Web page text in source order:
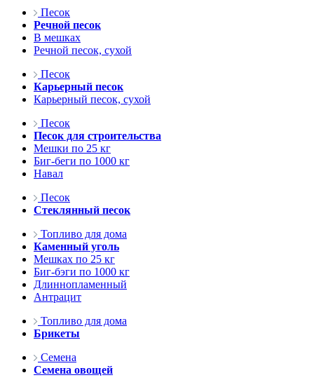
Песок
Речной песок
В мешках
Речной песок, сухой
Песок
Карьерный песок
Карьерный песок, сухой
Песок
Песок для строительства
Мешки по 25 кг
Биг-беги по 1000 кг
Навал
Песок
Стеклянный песок
Топливо для дома
Каменный уголь
Мешках по 25 кг
Биг-бэги по 1000 кг
Длиннопламенный
Антрацит
Топливо для дома
Брикеты
Семена
Семена овощей